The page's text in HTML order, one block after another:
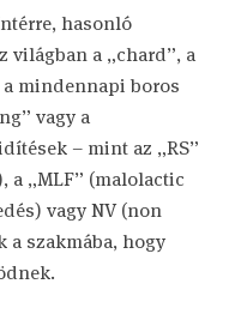
hasonló
világban a „chard”, a
a mindennapi boros
vagy a
– mint az „RS”
a „MLF” (malolactic
vagy NV (non
a szakmába, hogy